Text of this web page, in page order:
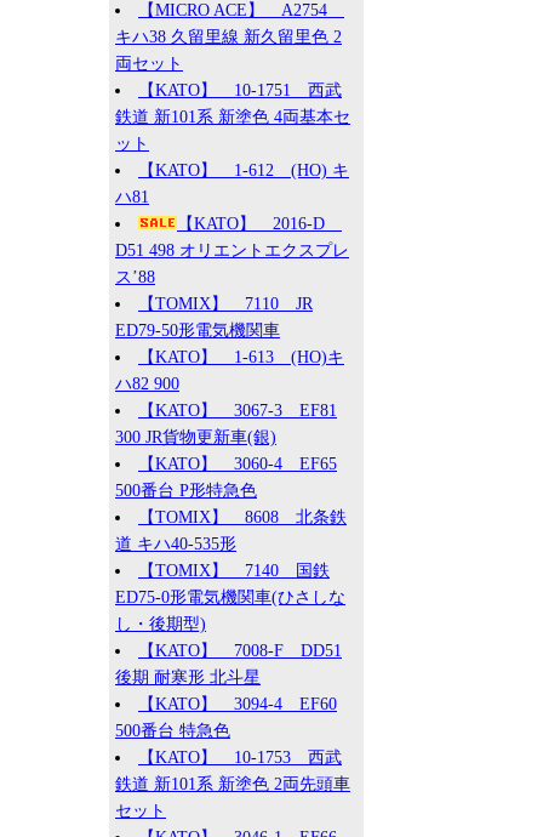
【MICRO ACE】 A2754
キハ38 久留里線 新久留里色 2
両セット
【KATO】 10-1751 西武
鉄道 新101系 新塗色 4両基本セ
ット
【KATO】 1-612 (HO) キ
ハ81
【KATO】 2016-D
D51 498 オリエントエクスプレ
ス’88
【TOMIX】 7110 JR
ED79-50形電気機関車
【KATO】 1-613 (HO)キ
ハ82 900
【KATO】 3067-3 EF81
300 JR貨物更新車(銀)
【KATO】 3060-4 EF65
500番台 P形特急色
【TOMIX】 8608 北条鉄
道 キハ40-535形
【TOMIX】 7140 国鉄
ED75-0形電気機関車(ひさしな
し・後期型)
【KATO】 7008-F DD51
後期 耐寒形 北斗星
【KATO】 3094-4 EF60
500番台 特急色
【KATO】 10-1753 西武
鉄道 新101系 新塗色 2両先頭車
セット